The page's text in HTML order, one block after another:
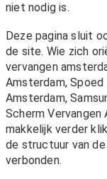
niet nodig is.
Deze pagina sluit
de site. Wie zich
vervangen
Amsterdam,Spoed
Amsterdam,
Scherm Vervangen
makkelijk verder
de structuur van
verbonden.